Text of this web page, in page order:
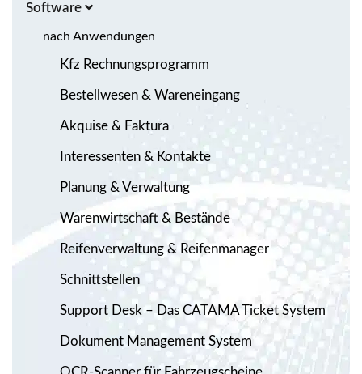
Software
nach Anwendungen
Kfz Rechnungsprogramm
Bestellwesen & Wareneingang
Akquise & Faktura
Interessenten & Kontakte
Planung & Verwaltung
Warenwirtschaft & Bestände
Reifenverwaltung & Reifenmanager
Schnittstellen
Support Desk – Das CATAMA Ticket System
Dokument Management System